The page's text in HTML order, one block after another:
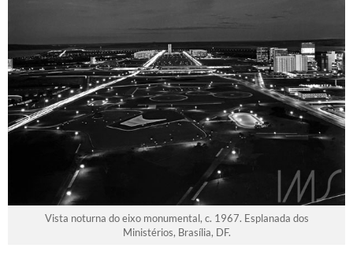
Vista noturna do eixo monumental, c. 1967. Esplanada dos
Ministérios, Brasília, DF.